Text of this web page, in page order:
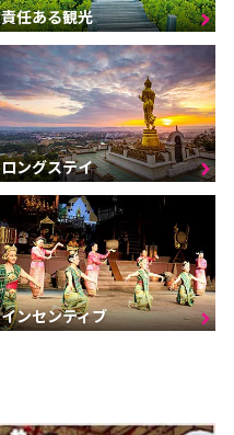
責任ある観光
ロングステイ
インセンティブ